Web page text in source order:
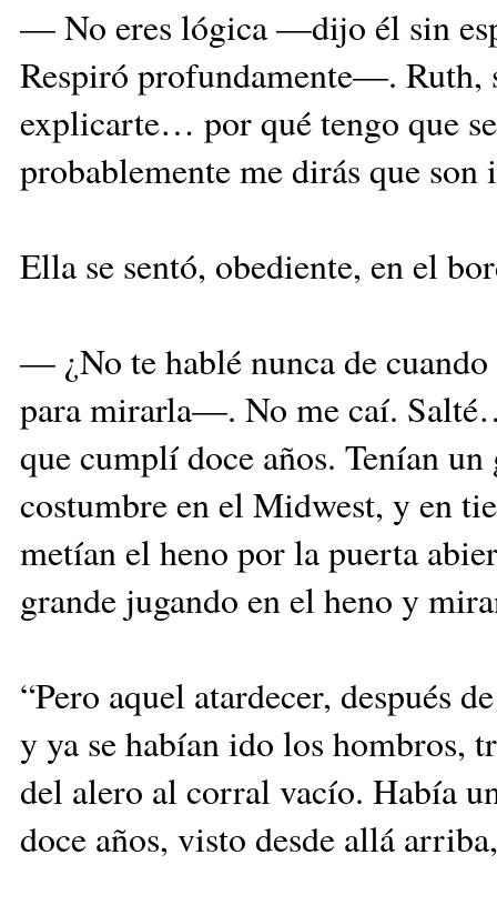
— No eres lógica —dijo él sin
Respiró profundamente—. Ruth,
explicarte… por qué tengo que
probablemente me dirás que son
Ella se sentó, obediente, en el
— ¿No te hablé nunca de
para mirarla—. No me caí.
que cumplí doce años. Tenían
costumbre en el Midwest, y en
metían el heno por la puerta
grande jugando en el heno y
“Pero aquel atardecer, después
y ya se habían ido los hombros,
del alero al corral vacío. Había
doce años, visto desde allá